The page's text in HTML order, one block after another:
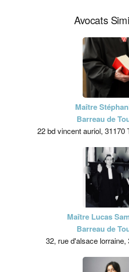
Avocats
Maître
Barreau de
22 bd vincent auriol, 31170
Maître Lucas
Barreau de
32, rue d'alsace lorraine,